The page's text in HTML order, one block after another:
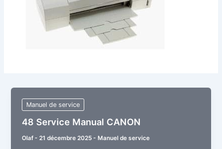
Manuel de service
48 Service Manual CANON
Olaf-21 décembre 2025- Manuel de service